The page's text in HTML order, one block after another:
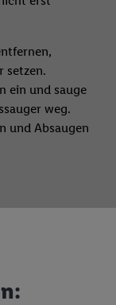
setzen.
ein und sauge
weg.
und Absaugen